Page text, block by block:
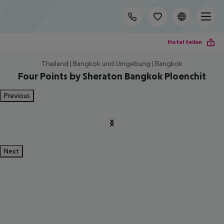
Hotel teilen
Thailand | Bangkok und Umgebung | Bangkok
Four Points by Sheraton Bangkok Ploenchit
Previous
Next